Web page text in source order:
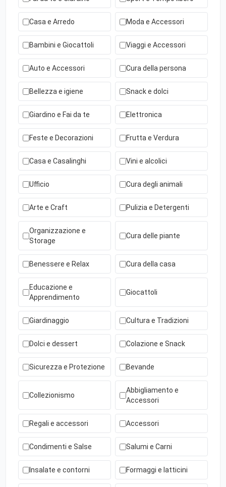
Casa e Arredo Moda e Accessori
Bambini e Giocattoli Viaggi e Accessori
Auto e Accessori Cura della persona
Bellezza e igiene Snack e dolci
Giardino e Fai da te Elettronica
Feste e Decorazioni Frutta e Verdura
Casa e Casalinghi Vini e alcolici
Ufficio Cura degli animali
Arte e Craft Pulizia e Detergenti
Organizzazione e
Storage
Cura delle piante
Benessere e Relax Cura della casa
Educazione e
Apprendimento
Giocattoli
Giardinaggio Cultura e Tradizioni
Dolci e dessert Colazione e Snack
Sicurezza e Protezione Bevande
Collezionismo
Abbigliamento e
Accessori
Regali e accessori Accessori
Condimenti e Salse Salumi e Carni
Insalate e contorni Formaggi e latticini